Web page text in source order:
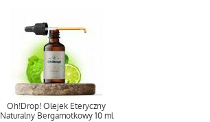
Oh!Drop! Olejek Eteryczny
Naturalny Bergamotkowy 10 ml